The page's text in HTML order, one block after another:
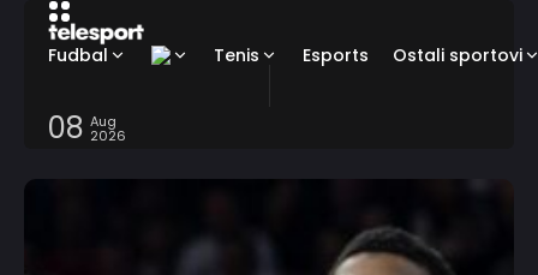
Fudbal Tenis Esports Ostali sportovi
08 Aug
2026